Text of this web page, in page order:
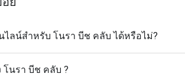
ก่อนเวลาที่จอง สามารถดูเมนูและรอได้ แต่
ค้ามาถึง ช้ากว่าเวลาที่จองเกิน 15 นาที ร้า
งต้องการรับส่วนลด จะต้องทำการจองใหม่
ม่อาจแตกต่างจากส่วนลดเดิม
ไลน์สำหรับ โนรา บีช คลับ ได้หรือไม่?
โนรา บีช คลับ ?